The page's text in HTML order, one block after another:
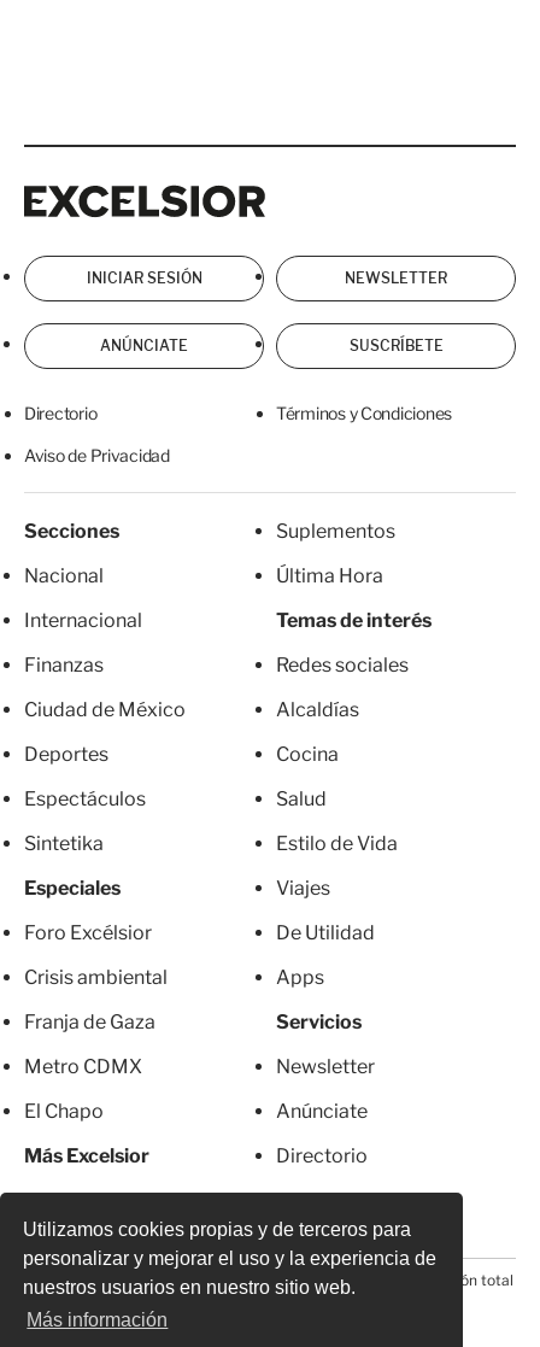
Utilizamos cookies propias y de terceros para
personalizar y mejorar el uso y la experiencia de
nuestros usuarios en nuestro sitio web.
Más información
INICIAR SESIÓN NEWSLETTER
ANÚNCIATE SUSCRÍBETE
Directorio Términos y Condiciones
Aviso de Privacidad
Secciones
Nacional
Internacional
Finanzas
Ciudad de México
Deportes
Espectáculos
Sintetika
Especiales
Foro Excélsior
Crisis ambiental
Franja de Gaza
Metro CDMX
El Chapo
Más Excelsior
Mujeres
Suplementos
Última Hora
Temas de interés
Redes sociales
Alcaldías
Cocina
Salud
Estilo de Vida
Viajes
De Utilidad
Apps
Servicios
Newsletter
Anúnciate
Directorio
Suscripciones
© 2026 Todos los derechos reservados. Prohibida la reproducción total
o parcial, incluyendo cualquier medio electrónico*